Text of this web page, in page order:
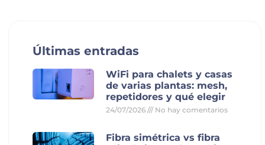
Últimas entradas
WiFi para chalets y casas
de varias plantas: mesh,
repetidores y qué elegir
24/07/2026 No hay comentarios
Fibra simétrica vs fibra